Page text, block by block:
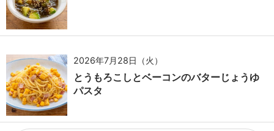
2026年7月28日（火）
とうもろこしとベーコンのバターじょうゆ
パスタ